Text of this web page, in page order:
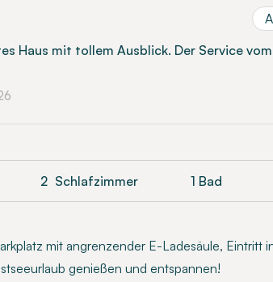
Haus mit tollem Ausblick. Der Service
2 Schlafzimmer 1 Bad
mit angrenzender E-Ladesäule, Eintritt
genießen und entspannen!